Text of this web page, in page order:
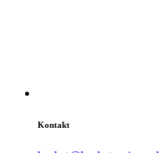
Kontakt